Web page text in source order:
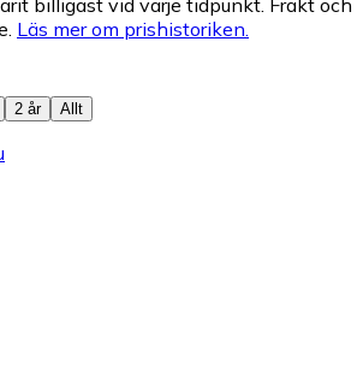
billigast vid varje tidpunkt. Frakt och
Läs mer om prishistoriken.
2 år Allt